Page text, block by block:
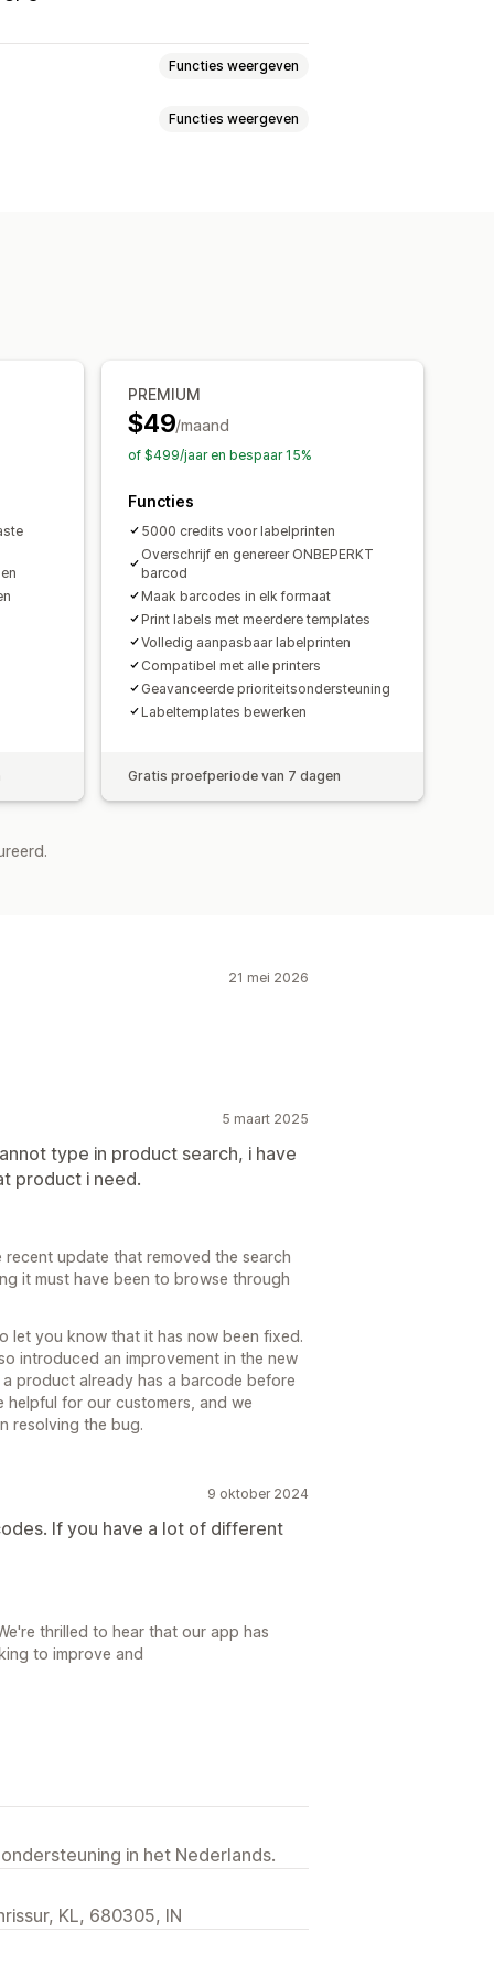
Functies weergeven
Functies weergeven
PREMIUM
$49/maand
of $499/jaar en bespaar 15%
Functies
5000 credits voor labelprinten
Overschrijf en genereer ONBEPERKT
barcod
Maak barcodes in elk formaat
Print labels met meerdere templates
Volledig aanpasbaar labelprinten
Compatibel met alle printers
Geavanceerde prioriteitsondersteuning
Labeltemplates bewerken
Gratis proefperiode van 7 dagen
21 mei 2026
5 maart 2025
type in product search, i have
product i need.
update that removed the search
it must have been to browse through
let you know that it has now been fixed.
introduced an improvement in the new
product already has a barcode before
for our customers, and we
resolving the bug.
9 oktober 2024
If you have a lot of different
thrilled to hear that our app has
to improve and
in het Nederlands.
KL, 680305, IN